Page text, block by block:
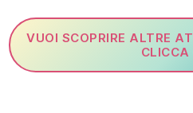
VUOI SCOPRIRE ALTRE
CLICCA